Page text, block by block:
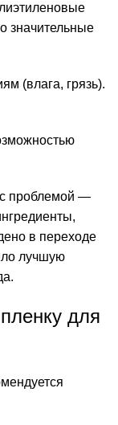
значительные
(влага, грязь).
с проблемой —
в переходе
лучшую
для